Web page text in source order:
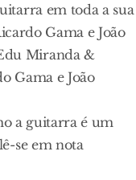
em toda a sua
Gama e João
Miranda &
Gama e João
a guitarra é um
se em nota